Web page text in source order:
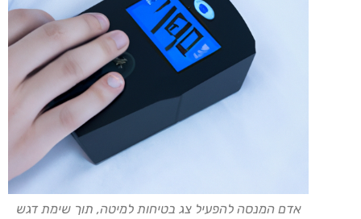
אדם המנסה להפעיל צג בטיחות למיטה, תוך שימת דגש